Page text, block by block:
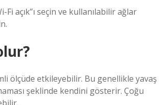
açık”ı seçin ve kullanılabilir ağlar
ölçüde etkileyebilir. Bu genellikle yavaş
şeklinde kendini gösterir. Çoğu